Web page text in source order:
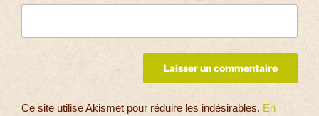
Ce site utilise Akismet pour réduire les indésirables. En